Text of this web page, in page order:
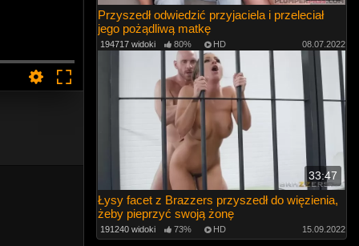
Przyszedł odwiedzić przyjaciela i przeleciał
jego pożądliwą matkę
194717 widoki 80% HD 08.07.2022
33:47
Łysy facet z Brazzers przyszedł do więzienia,
żeby pieprzyć swoją żonę
191240 widoki 73% HD 15.09.2022